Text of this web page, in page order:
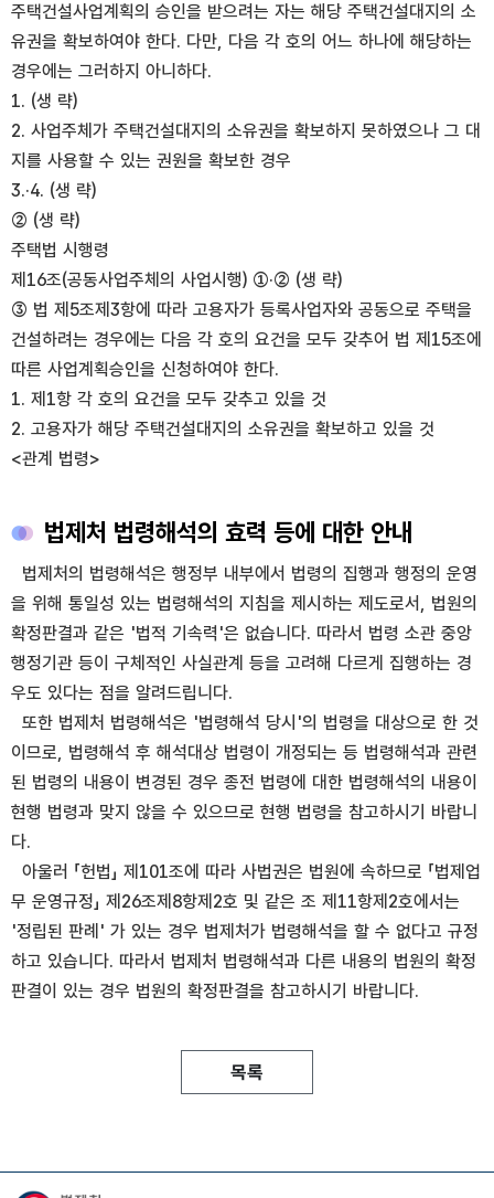
주택건설사업계획의 승인을 받으려는 자는 해당 주택건설대지의 소
유권을 확보하여야 한다. 다만, 다음 각 호의 어느 하나에 해당하는
경우에는 그러하지 아니하다.
1. (생 략)
2. 사업주체가 주택건설대지의 소유권을 확보하지 못하였으나 그 대
지를 사용할 수 있는 권원을 확보한 경우
3.·4. (생 략)
② (생 략)
주택법 시행령
제16조(공동사업주체의 사업시행) ①·② (생 략)
③ 법 제5조제3항에 따라 고용자가 등록사업자와 공동으로 주택을
건설하려는 경우에는 다음 각 호의 요건을 모두 갖추어 법 제15조에
따른 사업계획승인을 신청하여야 한다.
1. 제1항 각 호의 요건을 모두 갖추고 있을 것
2. 고용자가 해당 주택건설대지의 소유권을 확보하고 있을 것
<관계 법령>
법제처 법령해석의 효력 등에 대한 안내
법제처의 법령해석은 행정부 내부에서 법령의 집행과 행정의 운영
을 위해 통일성 있는 법령해석의 지침을 제시하는 제도로서, 법원의
확정판결과 같은 '법적 기속력'은 없습니다. 따라서 법령 소관 중앙
행정기관 등이 구체적인 사실관계 등을 고려해 다르게 집행하는 경
우도 있다는 점을 알려드립니다.
또한 법제처 법령해석은 '법령해석 당시'의 법령을 대상으로 한 것
이므로, 법령해석 후 해석대상 법령이 개정되는 등 법령해석과 관련
된 법령의 내용이 변경된 경우 종전 법령에 대한 법령해석의 내용이
현행 법령과 맞지 않을 수 있으므로 현행 법령을 참고하시기 바랍니
다.
아울러 「헌법」 제101조에 따라 사법권은 법원에 속하므로 「법제업
무 운영규정」 제26조제8항제2호 및 같은 조 제11항제2호에서는
'정립된 판례' 가 있는 경우 법제처가 법령해석을 할 수 없다고 규정
하고 있습니다. 따라서 법제처 법령해석과 다른 내용의 법원의 확정
판결이 있는 경우 법원의 확정판결을 참고하시기 바랍니다.
목록